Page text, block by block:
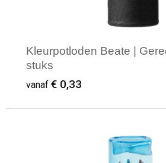
Kleurpotloden Beate |
stuks
vanaf € 0,33
Minimale afname: 1